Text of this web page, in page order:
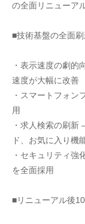
の全面リニューア
■技術基盤の全面
・表示速度の劇
速度が大幅に改善
・スマートフォ
用
・求人検索の刷
ド、お気に入り機
・セキュリティ
を全面採用
■リニューアル後